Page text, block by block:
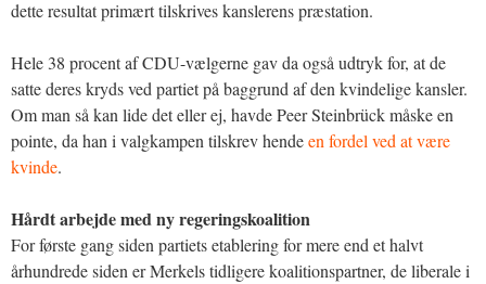
dette resultat primært tilskrives kanslerens præstation.
Hele 38 procent af CDU-vælgerne gav da også udtryk for, at de
satte deres kryds ved partiet på baggrund af den kvindelige kansler.
Om man så kan lide det eller ej, havde Peer Steinbrück måske en
pointe, da han i valgkampen tilskrev hendeen fordel ved at være
kvinde.
Hårdt arbejde med ny regeringskoalition
For første gang siden partiets etablering for mere end et halvt
århundrede siden er Merkels tidligere koalitionspartner, de liberale i